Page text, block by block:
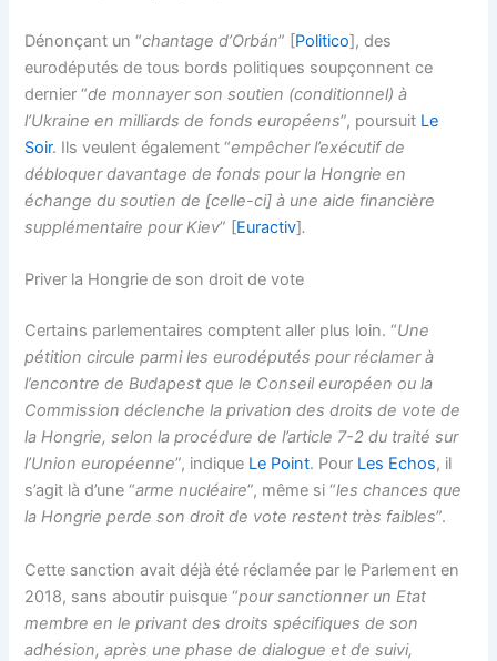
Dénonçant un “chantage d’Orbán” [Politico], des
eurodéputés de tous bords politiques soupçonnent ce
dernier “de monnayer son soutien (conditionnel) à
l’Ukraine en milliards de fonds européens”, poursuit Le
Soir. Ils veulent également “empêcher l’exécutif de
débloquer davantage de fonds pour la Hongrie en
échange du soutien de [celle-ci] à une aide financière
supplémentaire pour Kiev” [Euractiv].
Priver la Hongrie de son droit de vote
Certains parlementaires comptent aller plus loin. “Une
pétition circule parmi les eurodéputés pour réclamer à
l’encontre de Budapest que le Conseil européen ou la
Commission déclenche la privation des droits de vote de
la Hongrie, selon la procédure de l’article 7-2 du traité sur
l’Union européenne”, indique Le Point. Pour Les Echos, il
s’agit là d’une “arme nucléaire”, même si “les chances que
la Hongrie perde son droit de vote restent très faibles”.
Cette sanction avait déjà été réclamée par le Parlement en
2018, sans aboutir puisque “pour sanctionner un Etat
membre en le privant des droits spécifiques de son
adhésion, après une phase de dialogue et de suivi,